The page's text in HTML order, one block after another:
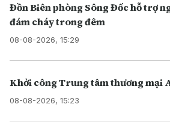
Đồn Biên phòng Sông Đốc hỗ trợ
đám cháy trong đêm
08-08-2026, 15:29
Khởi công Trung tâm thương mại
08-08-2026, 15:23